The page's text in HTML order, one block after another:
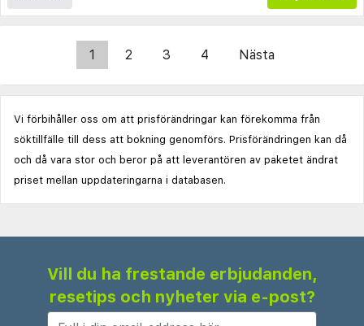
1 2 3 4 Nästa
Vi förbihåller oss om att prisförändringar kan förekomma från
söktillfälle till dess att bokning genomförs. Prisförändringen kan då
och då vara stor och beror på att leverantören av paketet ändrat
priset mellan uppdateringarna i databasen.
Vill du ha frestande erbjudanden,
resetips och nyheter via e-post?